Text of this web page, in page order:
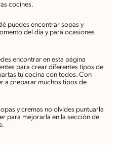
cocines.
puedes encontrar sopas y
del día y para ocasiones
encontrar en esta página
para crear diferentes tipos de
tu cocina con todos. Con
a preparar muchos tipos de
y cremas no olvides puntuarla
para mejorarla en la sección de